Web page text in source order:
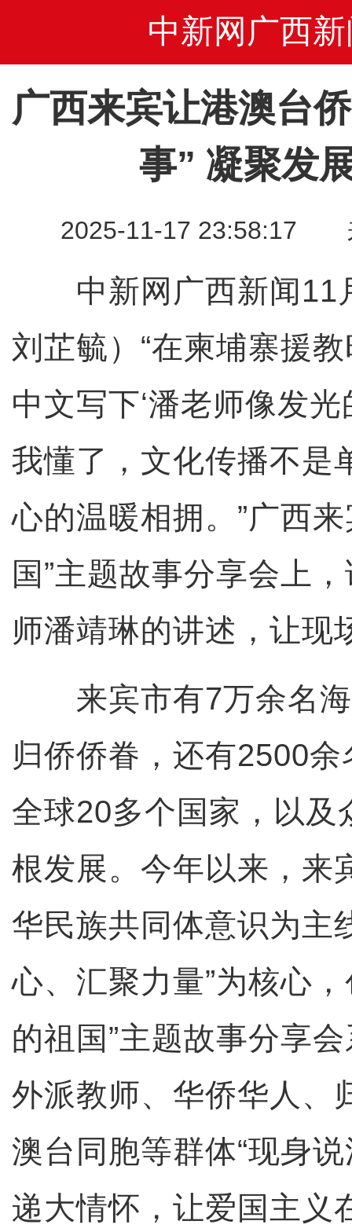
中新网广西新
广西来宾让港澳台
事” 凝聚发
2025-11-17 23:58:17
中新网广西新闻11
刘芷毓）“在柬埔寨援
中文写下‘潘老师像发
我懂了，文化传播不是
心的温暖相拥。”广西
国”主题故事分享会上
师潘靖琳的讲述，让现
来宾市有7万余名海
归侨侨眷，还有2500
全球20多个国家，以及
根发展。今年以来，来
华民族共同体意识为主
心、汇聚力量”为核心
的祖国”主题故事分享
外派教师、华侨华人、
澳台同胞等群体“现身
递大情怀，让爱国主义